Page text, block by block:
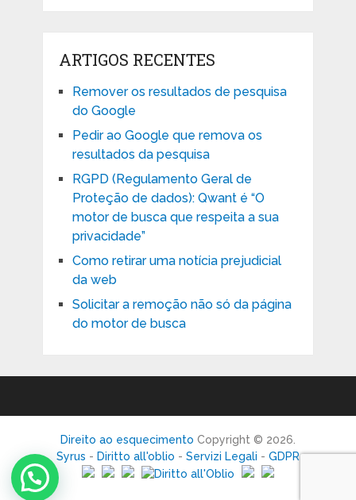
ARTIGOS RECENTES
Remover os resultados de pesquisa
do Google
Pedir ao Google que remova os
resultados da pesquisa
RGPD (Regulamento Geral de
Proteção de dados): Qwant é “O
motor de busca que respeita a sua
privacidade”
Como retirar uma notícia prejudicial
da web
Solicitar a remoção não só da página
do motor de busca
Direito ao esquecimento Copyright © 2026.
Syrus - Diritto all'oblio - Servizi Legali - GDPR